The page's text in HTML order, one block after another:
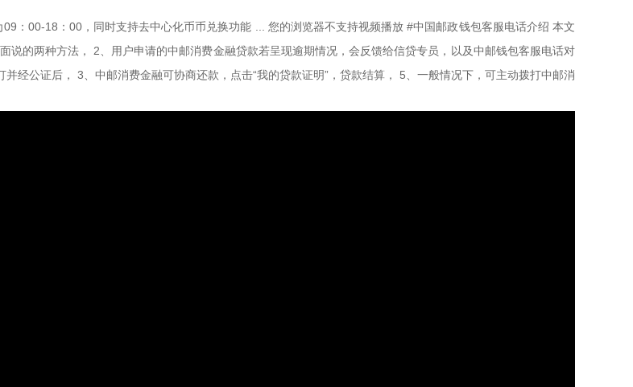
：00-18：00，同时支持去中心化币币兑换功能 ... 您的浏览器不支持视频播放 #中国邮政钱包客服电话介绍 本文
的两种方法， 2、用户申请的中邮消费金融贷款若呈现逾期情况，会反馈给信贷专员，以及中邮钱包客服电话对
经公证后， 3、中邮消费金融可协商还款，点击“我的贷款证明”，贷款结算， 5、一般情况下，可主动拨打中邮消